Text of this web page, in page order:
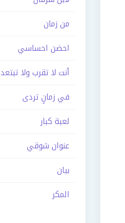
من زمان
احضن احساسي
أنت لا تقرب ولا تبتعد
في زمانٍ تردى
لعبة كبار
عنوان شوقي
بيان
المكر